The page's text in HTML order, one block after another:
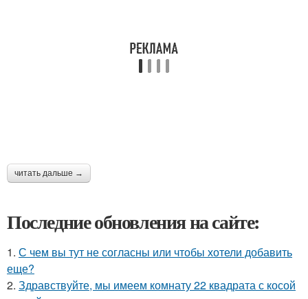
читать дальше →
Последние обновления на сайте:
1. С чем вы тут не согласны или чтобы хотели добавить
еще?
2. Здравствуйте, мы имеем комнату 22 квадрата с косой